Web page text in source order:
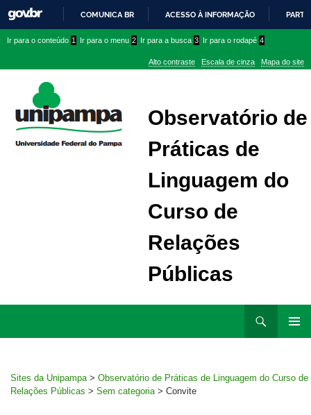
PARA
CONTEÚDO
COMUNICA BR ACESSO À INFORMAÇÃO
conteúdo
menu
superior
menu
Ir para o conteúdo 1 Ir para o menu 2 Ir para a busca 3 Ir para o rodapé 4
Alto contraste Escala de cinza Mapa do site
Observatório de
Práticas de
Linguagem do
Curso de
Relações
Públicas
Sites da Unipampa > Observatório de Práticas de Linguagem do Curso de
Relações Públicas > Sem categoria > Convite